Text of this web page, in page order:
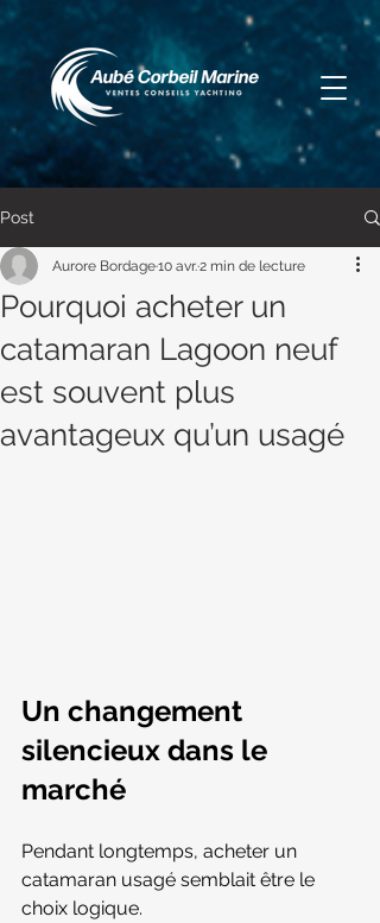
Post
Pourquoi acheter un
catamaran Lagoon neuf
est souvent plus
avantageux qu’un usagé
Aurore Bordage10 avr.2 min de lecture
Un changement
silencieux dans le
marché
Pendant longtemps, acheter un
catamaran usagé semblait être le
choix logique.